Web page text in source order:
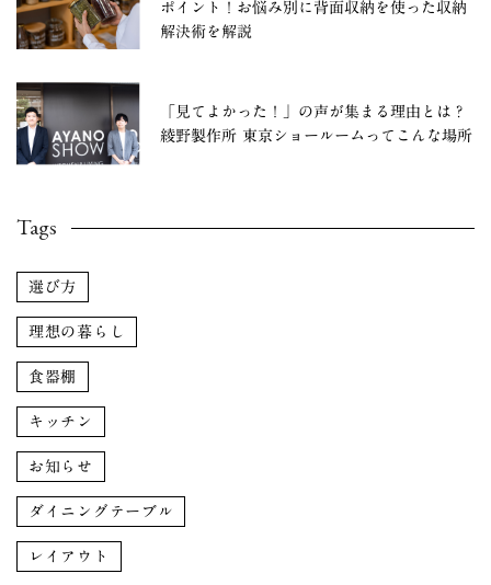
ポイント！お悩み別に背面収納を使った収納
解決術を解説
「見てよかった！」の声が集まる理由とは？
綾野製作所 東京ショールームってこんな場所
Tags
選び方
理想の暮らし
食器棚
キッチン
お知らせ
ダイニングテーブル
レイアウト